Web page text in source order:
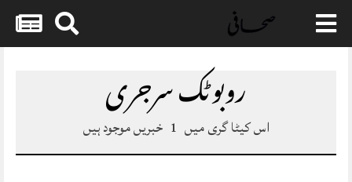
Skip
روبوٹک سرجری
اس کیٹا گری میں 1 خبریں موجود ہیں